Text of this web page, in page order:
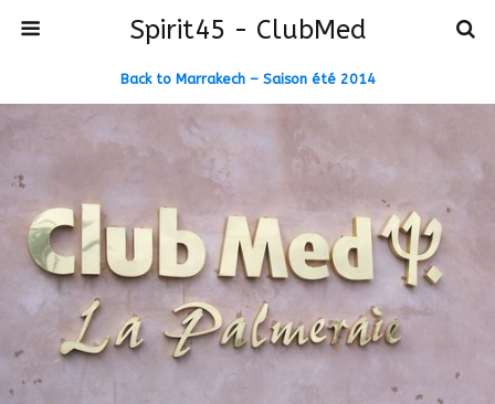
Spirit45 - ClubMed
Back to Marrakech – Saison été 2014